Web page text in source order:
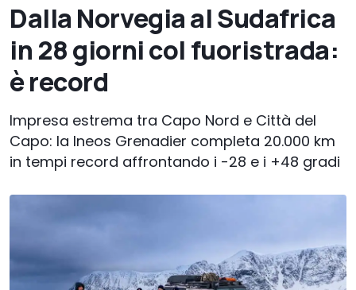
Dalla Norvegia al Sudafrica
in 28 giorni col fuoristrada:
è record
Impresa estrema tra Capo Nord e Città del
Capo: la Ineos Grenadier completa 20.000 km
in tempi record affrontando i -28 e i +48 gradi